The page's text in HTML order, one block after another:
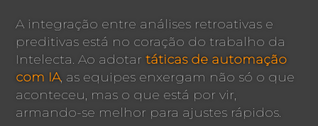
A integração entre análises retroativas e
preditivas está no coração do trabalho da
Intelecta. Ao adotartáticas de automação
com IA, as equipes enxergam não só o que
aconteceu, mas o que está por vir,
armando-se melhor para ajustes rápidos.